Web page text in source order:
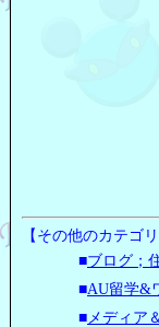
【その他のカテゴリ
■ブログ；
■AU留学&
■メディア